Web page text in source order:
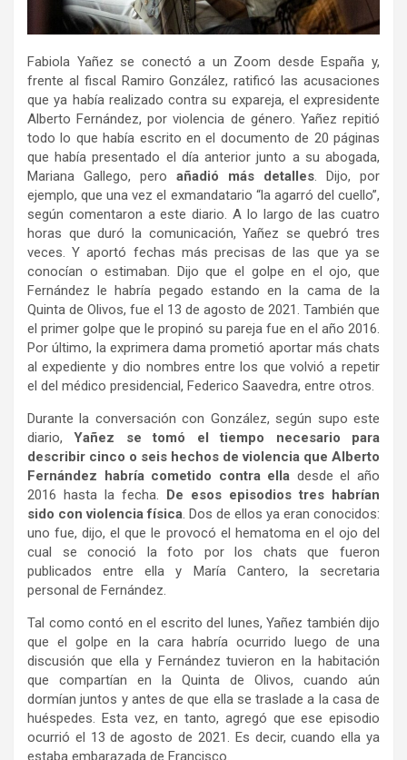
Fabiola Yañez se conectó a un Zoom desde España y,
frente al fiscal Ramiro González, ratificó las acusaciones
que ya había realizado contra su expareja, el expresidente
Alberto Fernández, por violencia de género. Yañez repitió
todo lo que había escrito en el documento de 20 páginas
que había presentado el día anterior junto a su abogada,
Mariana Gallego, pero añadió más detalles. Dijo, por
ejemplo, que una vez el exmandatario “la agarró del cuello”,
según comentaron a este diario. A lo largo de las cuatro
horas que duró la comunicación, Yañez se quebró tres
veces. Y aportó fechas más precisas de las que ya se
conocían o estimaban. Dijo que el golpe en el ojo, que
Fernández le habría pegado estando en la cama de la
Quinta de Olivos, fue el 13 de agosto de 2021. También que
el primer golpe que le propinó su pareja fue en el año 2016.
Por último, la exprimera dama prometió aportar más chats
al expediente y dio nombres entre los que volvió a repetir
el del médico presidencial, Federico Saavedra, entre otros.
Durante la conversación con González, según supo este
diario,Yañez se tomó el tiempo necesario para
describir cinco o seis hechos de violencia que Alberto
Fernández habría cometido contra ella desde el año
2016 hasta la fecha. De esos episodios tres habrían
sido con violencia física. Dos de ellos ya eran conocidos:
uno fue, dijo, el que le provocó el hematoma en el ojo del
cual se conoció la foto por los chats que fueron
publicados entre ella y María Cantero, la secretaria
personal de Fernández.
Tal como contó en el escrito del lunes, Yañez también dijo
que el golpe en la cara habría ocurrido luego de una
discusión que ella y Fernández tuvieron en la habitación
que compartían en la Quinta de Olivos, cuando aún
dormían juntos y antes de que ella se traslade a la casa de
huéspedes. Esta vez, en tanto, agregó que ese episodio
ocurrió el 13 de agosto de 2021. Es decir, cuando ella ya
estaba embarazada de Francisco.